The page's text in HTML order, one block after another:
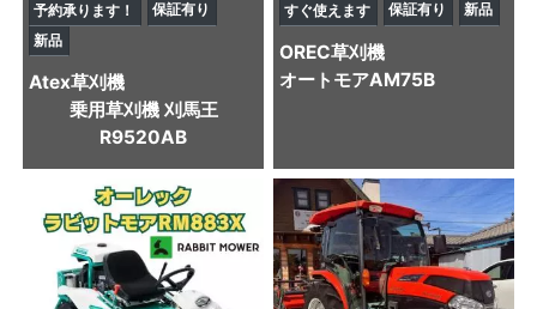
予約承ります！
保証有り
新品
Atex草刈機
乗用草刈機 刈馬王
R9520AB
すぐ使えます 保証有り 新品
OREC草刈機
オートモアAM75B